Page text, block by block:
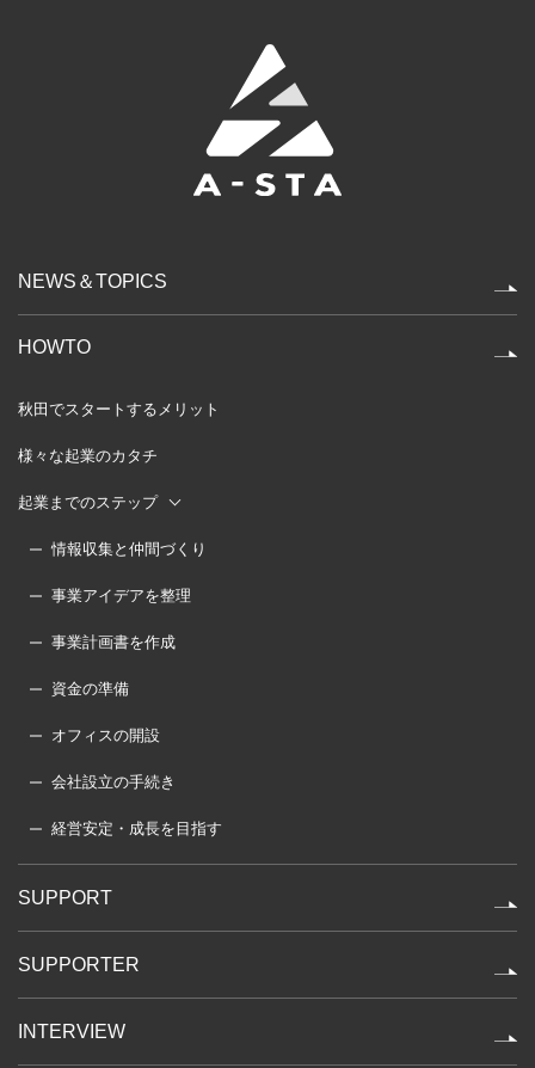
NEWS＆TOPICS
HOWTO
秋田でスタートするメリット
様々な起業のカタチ
起業までのステップ
情報収集と仲間づくり
事業アイデアを整理
事業計画書を作成
資金の準備
オフィスの開設
会社設立の手続き
経営安定・成長を目指す
SUPPORT
SUPPORTER
INTERVIEW